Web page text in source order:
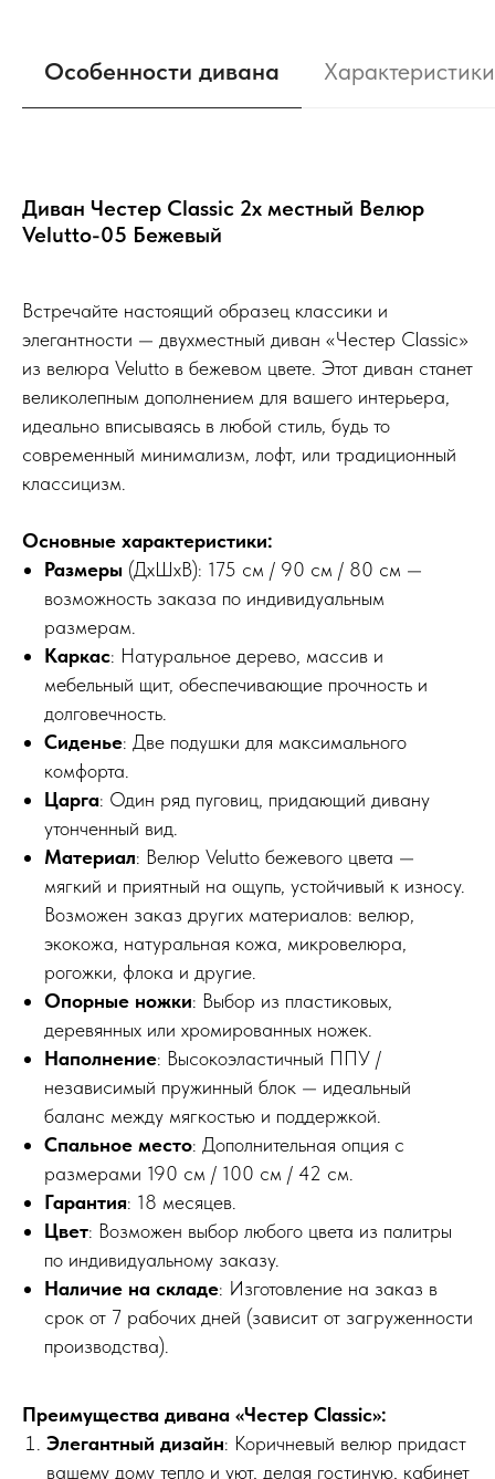
Особенности дивана Характеристики
Диван Честер Classic 2х местный Велюр
Velutto-05 Бежевый
Встречайте настоящий образец классики и
элегантности — двухместный диван «Честер Classic»
из велюра Velutto в бежевом цвете. Этот диван станет
великолепным дополнением для вашего интерьера,
идеально вписываясь в любой стиль, будь то
современный минимализм, лофт, или традиционный
классицизм.
Основные характеристики:
Размеры (ДхШхВ): 175 см / 90 см / 80 см —
возможность заказа по индивидуальным
размерам.
Каркас: Натуральное дерево, массив и
мебельный щит, обеспечивающие прочность и
долговечность.
Сиденье: Две подушки для максимального
комфорта.
Царга: Один ряд пуговиц, придающий дивану
утонченный вид.
Материал: Велюр Velutto бежевого цвета —
мягкий и приятный на ощупь, устойчивый к износу.
Возможен заказ других материалов: велюр,
экокожа, натуральная кожа, микровелюра,
рогожки, флока и другие.
Опорные ножки: Выбор из пластиковых,
деревянных или хромированных ножек.
Наполнение: Высокоэластичный ППУ /
независимый пружинный блок — идеальный
баланс между мягкостью и поддержкой.
Спальное место: Дополнительная опция с
размерами 190 см / 100 см / 42 см.
Гарантия: 18 месяцев.
Цвет: Возможен выбор любого цвета из палитры
по индивидуальному заказу.
Наличие на складе: Изготовление на заказ в
срок от 7 рабочих дней (зависит от загруженности
производства).
Преимущества дивана «Честер Classic»:
Элегантный дизайн: Коричневый велюр придаст
вашему дому тепло и уют, делая гостиную, кабинет